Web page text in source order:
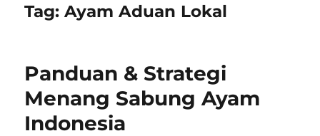
Tag:Ayam Aduan Lokal
Panduan & Strategi
Menang Sabung Ayam
Indonesia